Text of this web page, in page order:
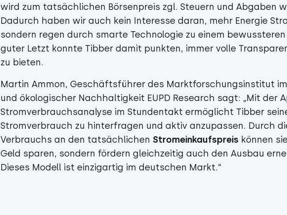
wird zum tatsächlichen Börsenpreis zgl. Steuern und Abgaben
Dadurch haben wir auch kein Interesse daran, mehr Energie
sondern regen durch smarte Technologie zu einem
guter Letzt konnte Tibber damit punkten, immer volle
zu bieten.
Martin Ammon, Geschäftsführer des Marktforschungsinstitut
und ökologischer Nachhaltigkeit EUPD Research sagt: „Mit der
Stromverbrauchsanalyse im Stundentakt ermöglicht Tibber
Stromverbrauch zu hinterfragen und aktiv anzupassen. Durch
Verbrauchs an den tatsächlichen Stromeinkaufspreis können
Geld sparen, sondern fördern gleichzeitig auch den Ausbau
Dieses Modell ist einzigartig im deutschen Markt.“